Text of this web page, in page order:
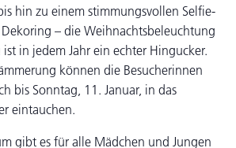
hin zu einem stimmungsvollen Selfie-
– die Weihnachtsbeleuchtung
in jedem Jahr ein echter Hingucker.
können die Besucherinnen
bis Sonntag, 11. Januar, in das
eintauchen.
gibt es für alle Mädchen und Jungen